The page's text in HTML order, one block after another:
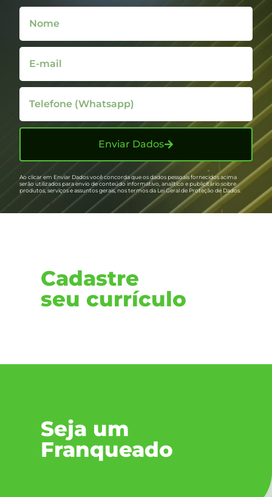
Enviar Dados
Ao clicar em Enviar Dados você concorda que os dados pessoais fornecidos acima
serão utilizados para envio de conteúdo informativo, analítico e publicitário sobre
produtos, serviços e assuntos gerais, nos termos da Lei Geral de Proteção de Dados.
Cadastre
seu currículo
Seja um
Franqueado